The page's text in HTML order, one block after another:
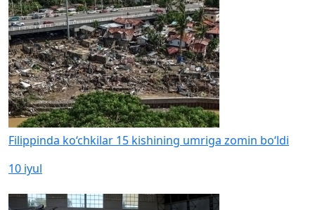
Filippinda ko‘chkilar 15 kishining umriga zomin bo‘ldi
10 iyul